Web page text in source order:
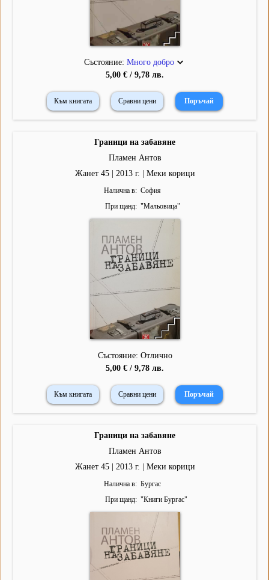
Състояние: Много добро
5,00 € / 9,78 лв.
Към книгата Сравни цени
Граници на забавяне
Пламен Антов
Жанет 45 | 2013 г. | Меки корици
Налична в
София
При щанд
"Мальовица"
Състояние: Отлично
5,00 € / 9,78 лв.
Към книгата Сравни цени
Граници на забавяне
Пламен Антов
Жанет 45 | 2013 г. | Меки корици
Налична в
Бургас
При щанд
"Книги Бургас"